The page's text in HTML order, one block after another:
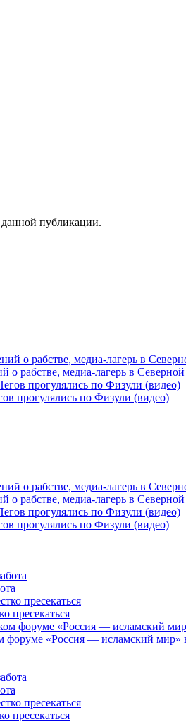
данной публикации.
о рабстве, медиа-лагерь в
прогулялись по Физули (видео)
о рабстве, медиа-лагерь в
прогулялись по Физули (видео)
пресекаться
форуме «Россия — исламский мир»
пресекаться